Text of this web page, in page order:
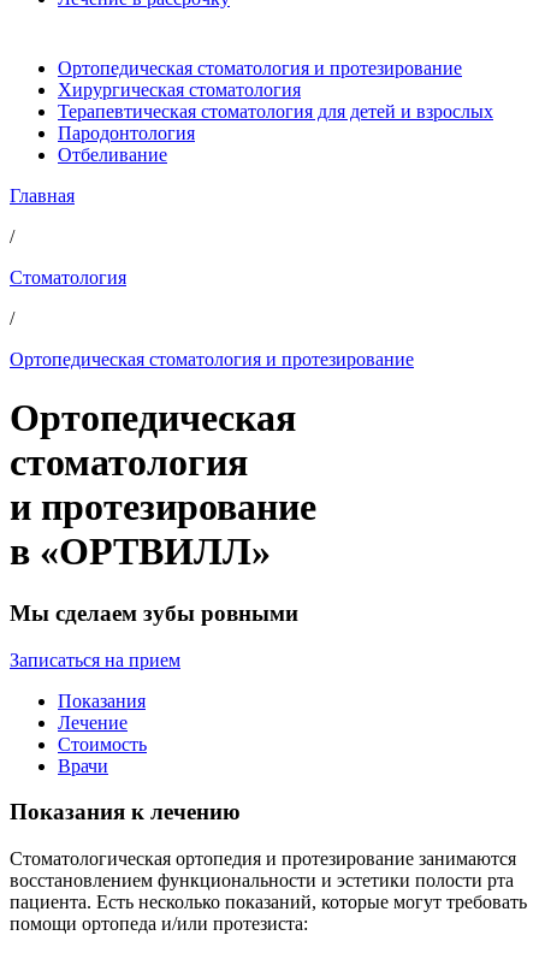
Ортопедическая стоматология и протезирование
Хирургическая стоматология
Терапевтическая стоматология для детей и взрослых
Пародонтология
Отбеливание
Главная
/
Стоматология
/
Ортопедическая стоматология и протезирование
Ортопедическая
стоматология
и протезирование
в «ОРТВИЛЛ»
Мы сделаем зубы ровными
Записаться на прием
Показания
Лечение
Стоимость
Врачи
Показания к лечению
Стоматологическая ортопедия и протезирование занимаются
восстановлением функциональности и эстетики полости рта
пациента. Есть несколько показаний, которые могут требовать
помощи ортопеда и/или протезиста: